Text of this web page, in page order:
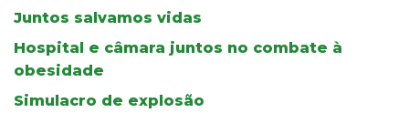
Juntos salvamos vidas
Hospital e câmara juntos no combate à
obesidade
Simulacro de explosão